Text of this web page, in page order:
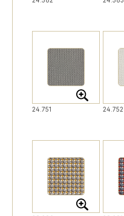
24.751 24.752